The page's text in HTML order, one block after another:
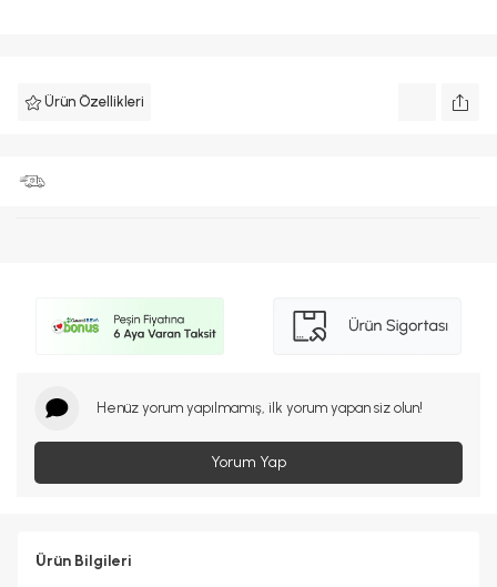
Ürün Özellikleri
Henüz yorum yapılmamış, ilk yorum yapan siz olun!
Yorum Yap
Ürün Bilgileri